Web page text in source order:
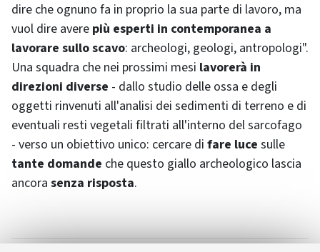
dire che ognuno fa in proprio la sua parte di lavoro, ma
vuol dire avere più esperti in contemporanea a
lavorare sullo scavo: archeologi, geologi, antropologi".
Una squadra che nei prossimi mesi lavorerà in
direzioni diverse - dallo studio delle ossa e degli
oggetti rinvenuti all'analisi dei sedimenti di terreno e di
eventuali resti vegetali filtrati all'interno del sarcofago
- verso un obiettivo unico: cercare di fare luce sulle
tante domande che questo giallo archeologico lascia
ancora senza risposta.